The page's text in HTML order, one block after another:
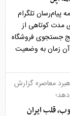
پیام‌رسان تلگرام
مدت کوتاهی از
جستجوی فروشگاه
آن زمان به وضعیت
معاصر» گزارش
قلب ایران